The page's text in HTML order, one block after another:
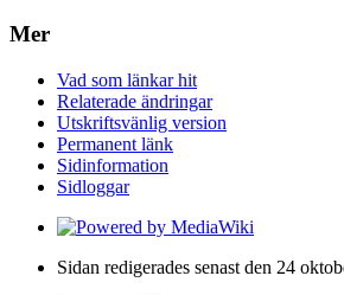
Mer
Vad som länkar hit
Relaterade ändringar
Utskriftsvänlig version
Permanent länk
Sidinformation
Sidloggar
Sidan redigerades senast den 24